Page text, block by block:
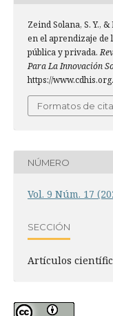
Zeind Solana, S. Y.,
en el aprendizaje de
pública y privada.
Para La Innovación
https://
Formatos de
NÚMERO
Vol. 9 Núm. 17
SECCIÓN
Artí­culos